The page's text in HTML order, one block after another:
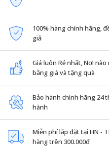
100% hàng chính hãng,
giả
Giá luôn Rẻ nhất, Nơi
bằng giá và tặng quà
Bảo hành chính hãng 24
hành
Miễn phí lắp đặt tại HN -
hàng trên 300.000đ